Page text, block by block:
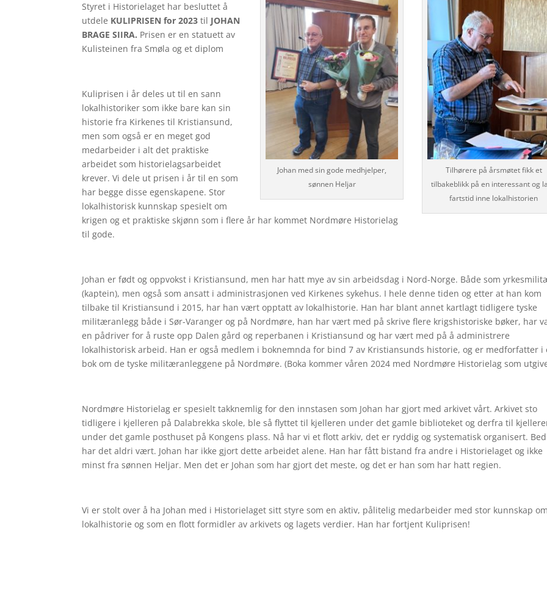
Tilhørere på årsmøtet fikk et
tilbakeblikk på en interessant og
fartstid inne lokalhistorien
Johan med sin gode medhjelper,
sønnen Heljar
Styret i Historielaget har besluttet å
utdele KULIPRISEN for 2023 til JOHAN
BRAGE SIIRA. Prisen er en statuett av
Kulisteinen fra Smøla og et diplom
Kuliprisen i år deles ut til en sann
lokalhistoriker som ikke bare kan sin
historie fra Kirkenes til Kristian­sund,
men som også er en meget god
medarbeider i alt det praktiske
arbeidet som historielagsarbeidet
krever. Vi dele ut prisen i år til en som
har begge disse egenskapene. Stor
lokalhistorisk kunnskap spesielt om
krigen og et praktiske skjønn som i flere år har kommet Nordmøre Historielag
til gode.
Johan er født og oppvokst i Kristiansund, men har hatt mye av sin arbeidsdag i Nord-Norge. Både som
(kaptein), men også som ansatt i administrasjonen ved Kirkenes sykehus. I hele denne tiden og etter at han kom
tilbake til Kristiansund i 2015, har han vært opptatt av lokalhistorie. Han har blant annet kartlagt tidligere tyske
militæranlegg både i Sør-Varanger og på Nordmøre, han har vært med på skrive flere krigshistoriske bøker, har
en pådriver for å ruste opp Dalen gård og reperbanen i Kristiansund og har vært med på å administrere
lokalhistorisk arbeid. Han er også medlem i boknemnda for bind 7 av Kristiansunds historie, og er medforfatter i
bok om de tyske militæranleggene på Nordmøre. (Boka kommer våren 2024 med Nordmøre Historielag som
Nordmøre Historielag er spesielt takknemlig for den innstasen som Johan har gjort med arkivet vårt. Arkivet sto
tidligere i kjelleren på Dalabrekka skole, ble så flyttet til kjelleren under det gamle biblioteket og derfra til
under det gamle posthuset på Kongens plass. Nå har vi et flott arkiv, det er ryddig og systematisk organisert.
har det aldri vært. Johan har ikke gjort dette arbeidet alene. Han har fått bistand fra andre i Historielaget og ikke
minst fra sønnen Heljar. Men det er Johan som har gjort det meste, og det er han som har hatt regien.
Vi er stolt over å ha Johan med i Historielaget sitt styre som en aktiv, pålitelig medarbeider med stor kunnskap
lokalhistorie og som en flott formidler av arkivets og lagets verdier. Han har fortjent Kuliprisen!